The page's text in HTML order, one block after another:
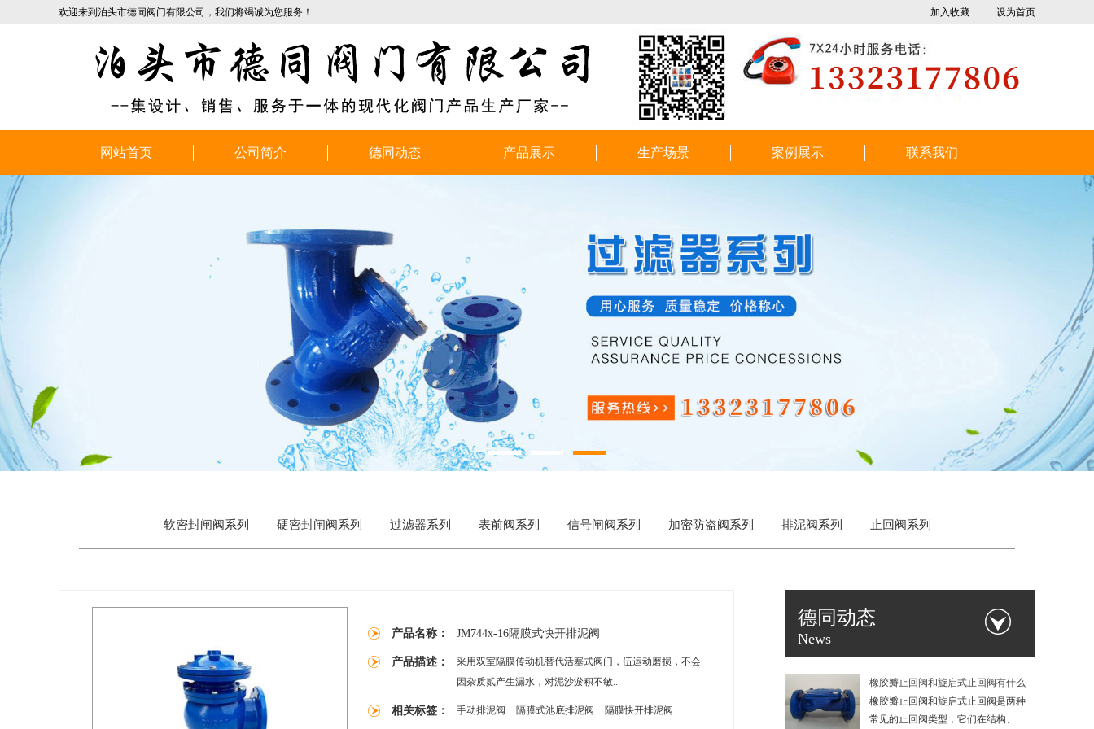
欢迎来到泊头市德同阀门有限公司，我们将竭诚为您服务！ 加入收藏 设为首页
网站首页 公司简介 德同动态 产品展示 生产场景 案例展示 联系我们
软密封闸阀系列 硬密封闸阀系列 过滤器系列 表前阀系列 信号闸阀系列 加密防盗阀系列 排泥阀系列 止回阀系列
产品名称： JM744x-16隔膜式快开排泥阀
产品描述：
采用双室隔膜传动机替代活塞式阀门，伍运动磨损，不会
因杂质贰产生漏水，对泥沙淤积不敏..
相关标签： 手动排泥阀 隔膜式池底排泥阀 隔膜快开排泥阀
德同动态
News
橡胶瓣止回阀和旋启式止回阀有什么
区别？
橡胶瓣止回阀和旋启式止回阀是两种
常见的止回阀类型，它们在结构、...
加密锁闭闸阀的工作原理
加密锁闭闸阀的工作原理是在普通闸
阀的启闭功能上，叠加了一套依赖...